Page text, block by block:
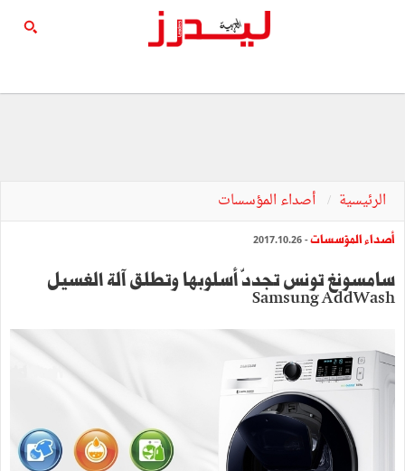
الرئيسية أصداء المؤسسات
أصداء المؤسسات- 2017.10.26
سامسونغ تونس تجددّ أسلوبها وتطلق آلة الغسيل
Samsung AddWash